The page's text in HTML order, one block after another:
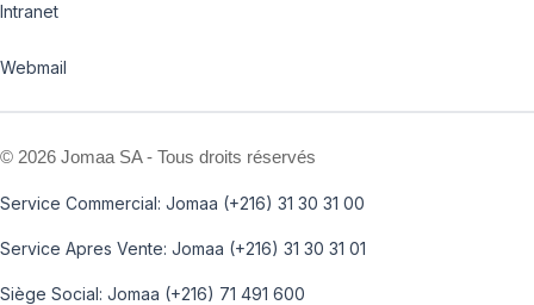
Intranet
Webmail
© 2026 Jomaa SA - Tous droits réservés
Service Commercial: Jomaa (+216) 31 30 31 00
Service Apres Vente: Jomaa (+216) 31 30 31 01
Siège Social: Jomaa (+216) 71 491 600